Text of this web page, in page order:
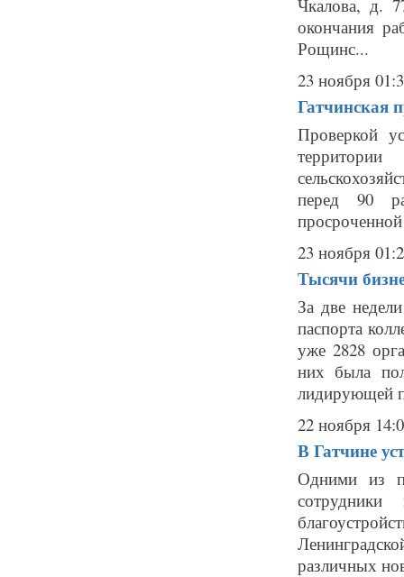
Чкалова, д.
окончания
Рощинс...
23 ноября
Гатчинская
Проверкой
перед 90
23 ноября
Тысячи
За две
паспорта
уже 2828
них была
лидирующей
22 ноября
В Гатчине
Одними из
сотрудники
различных